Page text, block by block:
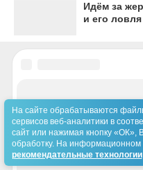
Идём за
и его
На сайте обрабатываются
сервисов веб-аналитики в
сайт или нажимая кнопку «ОК»,
обработку. На информационном
рекомендательные технологии